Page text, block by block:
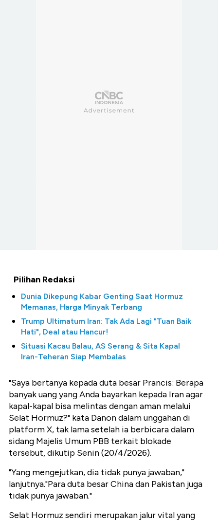
Pilihan Redaksi
Dunia Dikepung Kabar Genting Saat Hormuz
Memanas, Harga Minyak Terbang
Trump Ultimatum Iran: Tak Ada Lagi "Tuan Baik
Hati", Deal atau Hancur!
Situasi Kacau Balau, AS Serang & Sita Kapal
Iran-Teheran Siap Membalas
"Saya bertanya kepada duta besar Prancis: Berapa
banyak uang yang Anda bayarkan kepada Iran agar
kapal-kapal bisa melintas dengan aman melalui
Selat Hormuz?" kata Danon dalam unggahan di
platform X, tak lama setelah ia berbicara dalam
sidang Majelis Umum PBB terkait blokade
tersebut, dikutip Senin (20/4/2026).
"Yang mengejutkan, dia tidak punya jawaban,"
lanjutnya."Para duta besar China dan Pakistan juga
tidak punya jawaban."
Selat Hormuz sendiri merupakan jalur vital yang